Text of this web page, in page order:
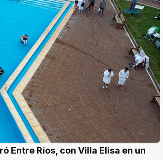
Entre Ríos, con Villa Elisa en un